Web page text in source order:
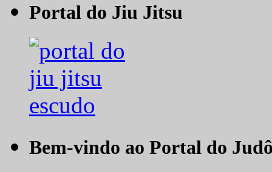
Portal do Jiu Jitsu
Bem-vindo ao Portal do